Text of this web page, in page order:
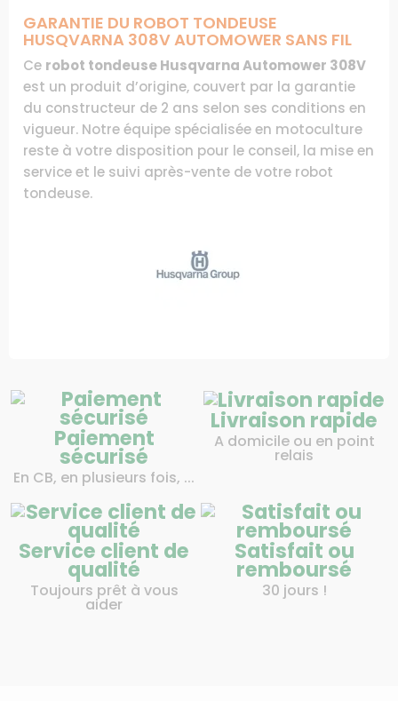
GARANTIE DU ROBOT TONDEUSE
HUSQVARNA 308V AUTOMOWER SANS FIL
Ce robot tondeuse Husqvarna Automower 308V
est un produit d’origine, couvert par la garantie
du constructeur de 2 ans selon ses conditions en
vigueur. Notre équipe spécialisée en motoculture
reste à votre disposition pour le conseil, la mise en
service et le suivi après-vente de votre robot
tondeuse.
Paiement
sécurisé
En CB, en plusieurs fois, ...
Livraison rapide
A domicile ou en point
relais
Service client de
qualité
Toujours prêt à vous
aider
Satisfait ou
remboursé
30 jours !